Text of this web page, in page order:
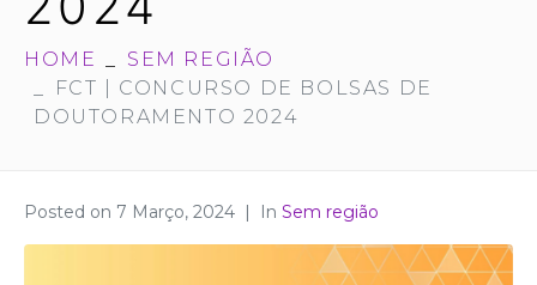
HOME
SEM REGIÃO
FCT | CONCURSO DE BOLSAS DE
DOUTORAMENTO 2024
Posted on 7 Março, 2024 In Sem região